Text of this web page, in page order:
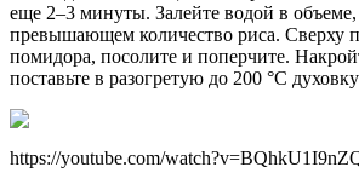
еще 2–3 минуты. Залейте водой в объеме,
превышающем количество риса. Сверху
помидора, посолите и поперчите.
поставьте в разогретую до 200 °С
https://youtube.com/